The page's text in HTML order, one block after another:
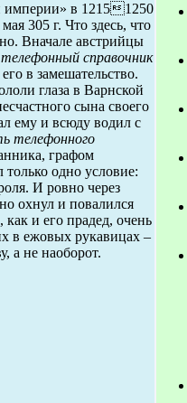
империи» в 12151250
305 г. Что здесь, что
Вначале австрийцы
справочник
в замешательство.
глаза в Варнской
сына своего
ему и всюду водил с
телефонного
графом
только одно условие:
И ровно через
охнул и повалился
и его прадед, очень
в ежовых рукавицах –
а не наоборот.